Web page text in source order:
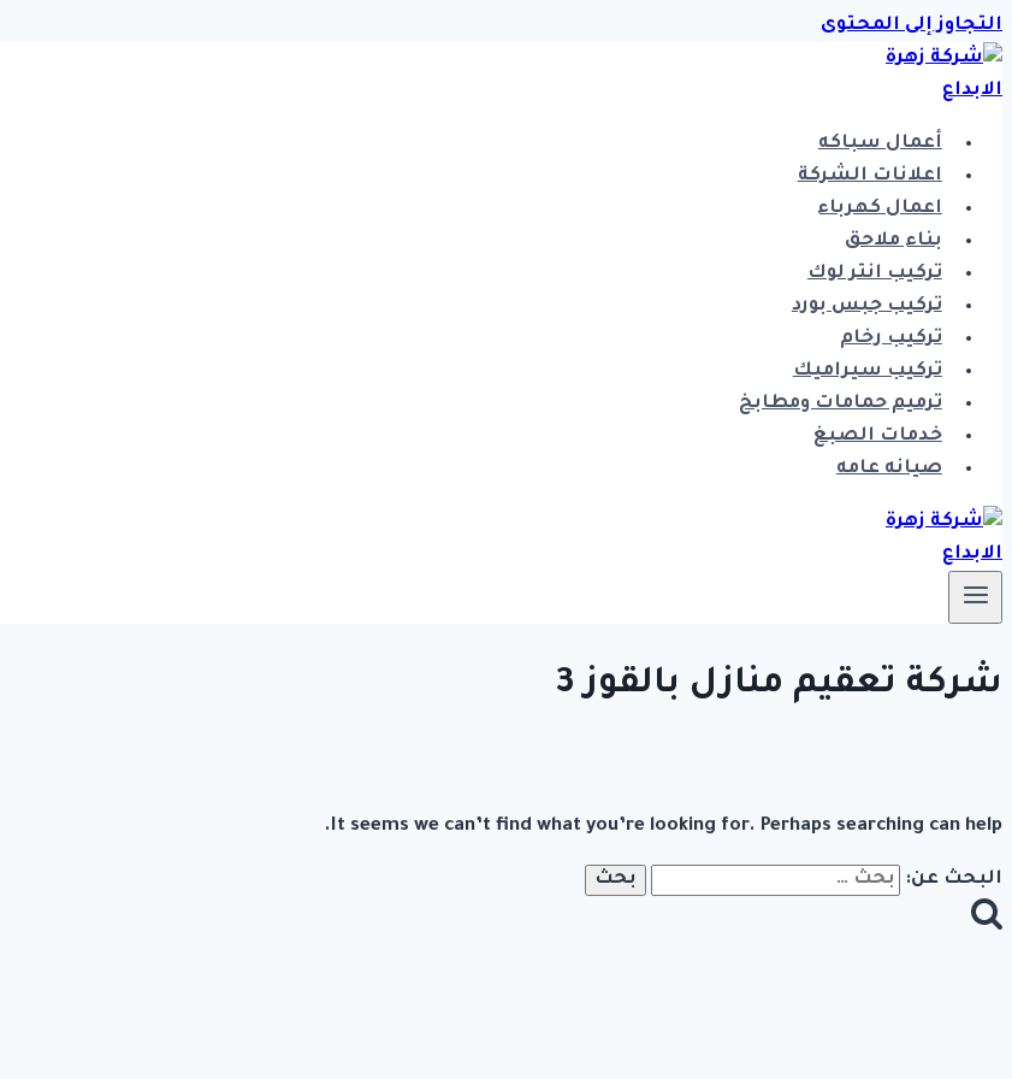
التجاوز إلى المحتوى
أعمال سباكه
اعلانات الشركة
اعمال كهرباء
بناء ملاحق
تركيب انتر لوك
تركيب جبس بورد
تركيب رخام
تركيب سيراميك
ترميم حمامات ومطابخ
خدمات الصبغ
صيانه عامه
شركة تعقيم منازل بالقوز 3
It seems we can’t find what you’re looking for. Perhaps searching can help.
البحث عن: